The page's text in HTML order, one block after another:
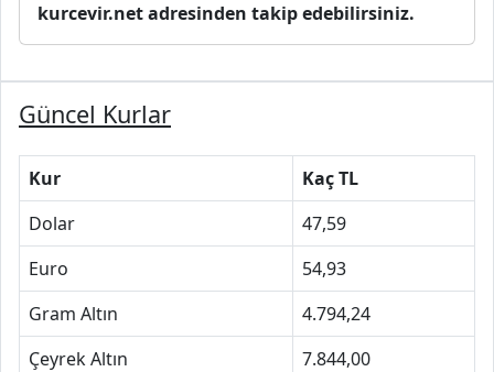
kurcevir.net adresinden takip edebilirsiniz.
Güncel Kurlar
Kur
Kaç TL
Dolar
47,59
Euro
54,93
Gram Altın
4.794,24
Çeyrek Altın
7.844,00